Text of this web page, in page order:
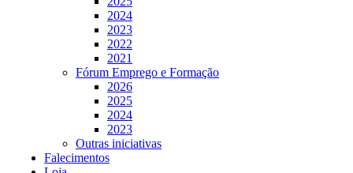
2024
2023
2022
2021
Fórum Emprego e Formação
2026
2025
2024
2023
Outras iniciativas
Falecimentos